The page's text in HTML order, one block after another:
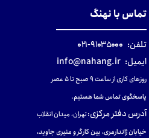
تماس با نهنگ
تلفن: ۹۱۰۳۵۰۰۰-۰۲۱
ایمیل: info@nahang.ir
روزهای کاری از ساعت ۹ صبح تا ۵ عصر
پاسخگوی تماس شما هستیم.
آدرس دفتر مرکزی:تهران، میدان انقلاب
خیابان ژاندارمری، بین کارگر و منیری جاوید،